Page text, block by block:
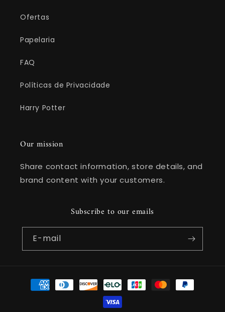
Ofertas
Papelaria
FAQ
Políticas de Privacidade
Harry Potter
Our mission
Share contact information, store details, and
brand content with your customers.
Subscribe to our emails
E-mail
Formas